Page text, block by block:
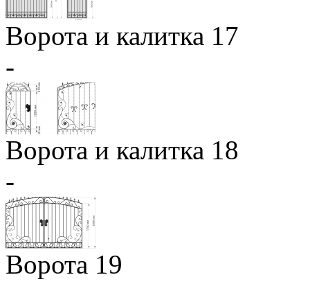
Ворота и калитка 17
-
Ворота и калитка 18
-
Ворота 19